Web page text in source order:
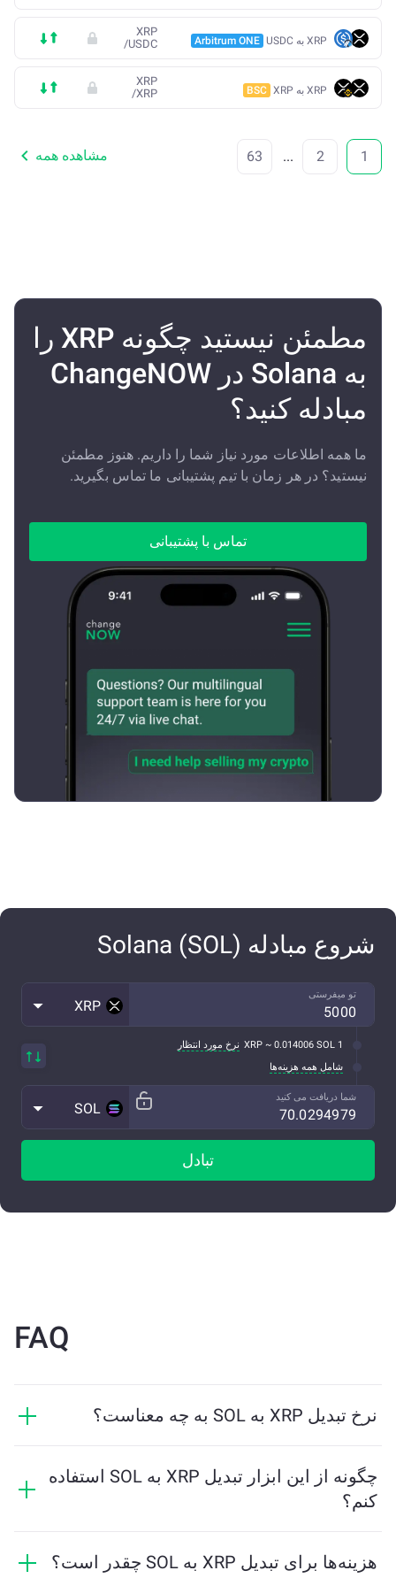
XRP به USDC Arbitrum ONE
XRP
/USDC
XRP به XRP BSC
XRP
/XRP
1
2
...
63 مشاهده همه
مطمئن نیستید چگونه XRP را
به Solana در ChangeNOW
مبادله کنید؟
ما همه اطلاعات مورد نیاز شما را داریم. هنوز مطمئن
نیستید؟ در هر زمان با تیم پشتیبانی ما تماس بگیرید.
تماس با پشتیبانی
شروع مبادله Solana (SOL)
تو میفرستی
XRP
1 XRP ~ 0.014006 SOL
نرخ مورد انتظار
شامل همه هزینه‌ها
شما دریافت می کنید
SOL
تبادل
FAQ
نرخ تبدیل XRP به SOL به چه معناست؟
دریافت خواهید کرد. این نرخ براساس شرایط بازار، عرضه و
تقاضا، و نقدینگی تغییر می‌کند.
چگونه از این ابزار تبدیل XRP به SOL استفاده
کنم؟
ابزار مقدار تخمینی SOL دریافتی را محاسبه خواهد کرد.
هزینه‌ها برای تبدیل XRP به SOL چقدر است؟